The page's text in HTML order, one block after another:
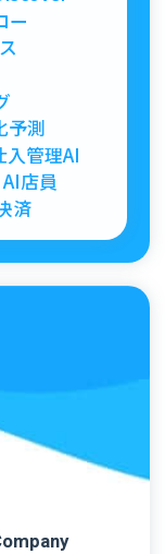
ー
予測
入管理AI
AI店員
済